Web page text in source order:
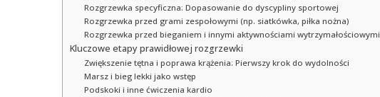
Rozgrzewka specyficzna: Dopasowanie do dyscypliny sportowej
Rozgrzewka przed grami zespołowymi (np. siatkówka, piłka nożna)
Rozgrzewka przed bieganiem i innymi aktywnościami wytrzymałościowymi
Kluczowe etapy prawidłowej rozgrzewki
Zwiększenie tętna i poprawa krążenia: Pierwszy krok do wydolności
Marsz i bieg lekki jako wstęp
Podskoki i inne ćwiczenia kardio